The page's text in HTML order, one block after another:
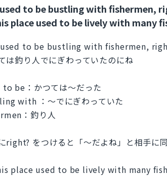
to be bustling with fishermen,
place used to be lively with many
to be bustling with fishermen,
は釣り人でにぎわっていたのにね
to be：かつては～だった
with ：～でにぎわっていた
：釣り人
right? をつけると「～だよね」と相手に
place used to be lively with many